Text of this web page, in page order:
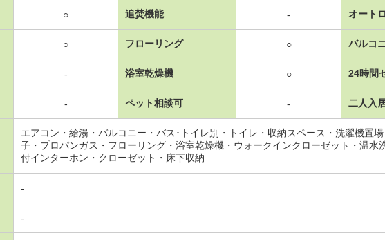
○ 追焚機能 - オート
○ フローリング ○ バルコ
- 浴室乾燥機 ○ 24時間
- ペット相談可 - 二人入
エアコン・給湯・バルコニー・バス･トイレ別・トイレ・収納スペース・洗濯機置
子・プロパンガス・フローリング・浴室乾燥機・ウォークインクローゼット・温水
付インターホン・クローゼット・床下収納
-
-